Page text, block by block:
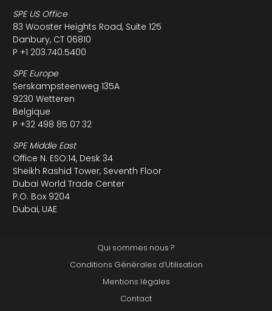
SPE US Office
83 Wooster Heights Road, Suite 125
Danbury, CT 06810
P +1 203.740.5400
SPE Europe
Serskampsteenweg 135A
9230 Wetteren
Belgique
P +32 498 85 07 32
SPE Middle East
Office N. ESO:14, Desk 34
Sheikh Rashid Tower, Seventh Floor
Dubai World Trade Center
P.O. Box 9204
Dubai, UAE
Qui sommes nous ?
Conditions Générales d’Utilisation
Mentions légales
Contact